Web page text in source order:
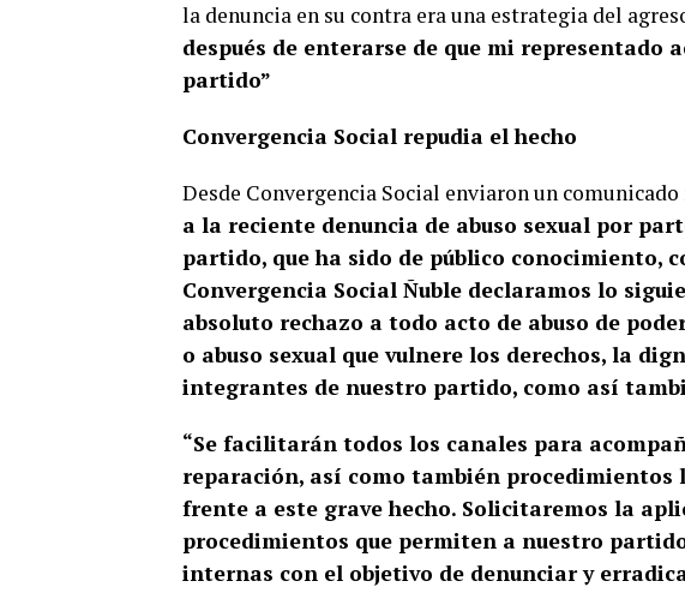
la denuncia en su contra era una estrategia del
después de enterarse de que mi representado
partido”
Convergencia Social repudia el hecho
Desde Convergencia Social enviaron un
a la reciente denuncia de abuso sexual por
partido, que ha sido de público conocimiento,
Convergencia Social Ñuble declaramos lo
absoluto rechazo a todo acto de abuso de
o abuso sexual que vulnere los derechos, la
integrantes de nuestro partido, como así
“Se facilitarán todos los canales para
reparación, así como también
frente a este grave hecho. Solicitaremos la
procedimientos que permiten a nuestro
internas con el objetivo de denunciar y